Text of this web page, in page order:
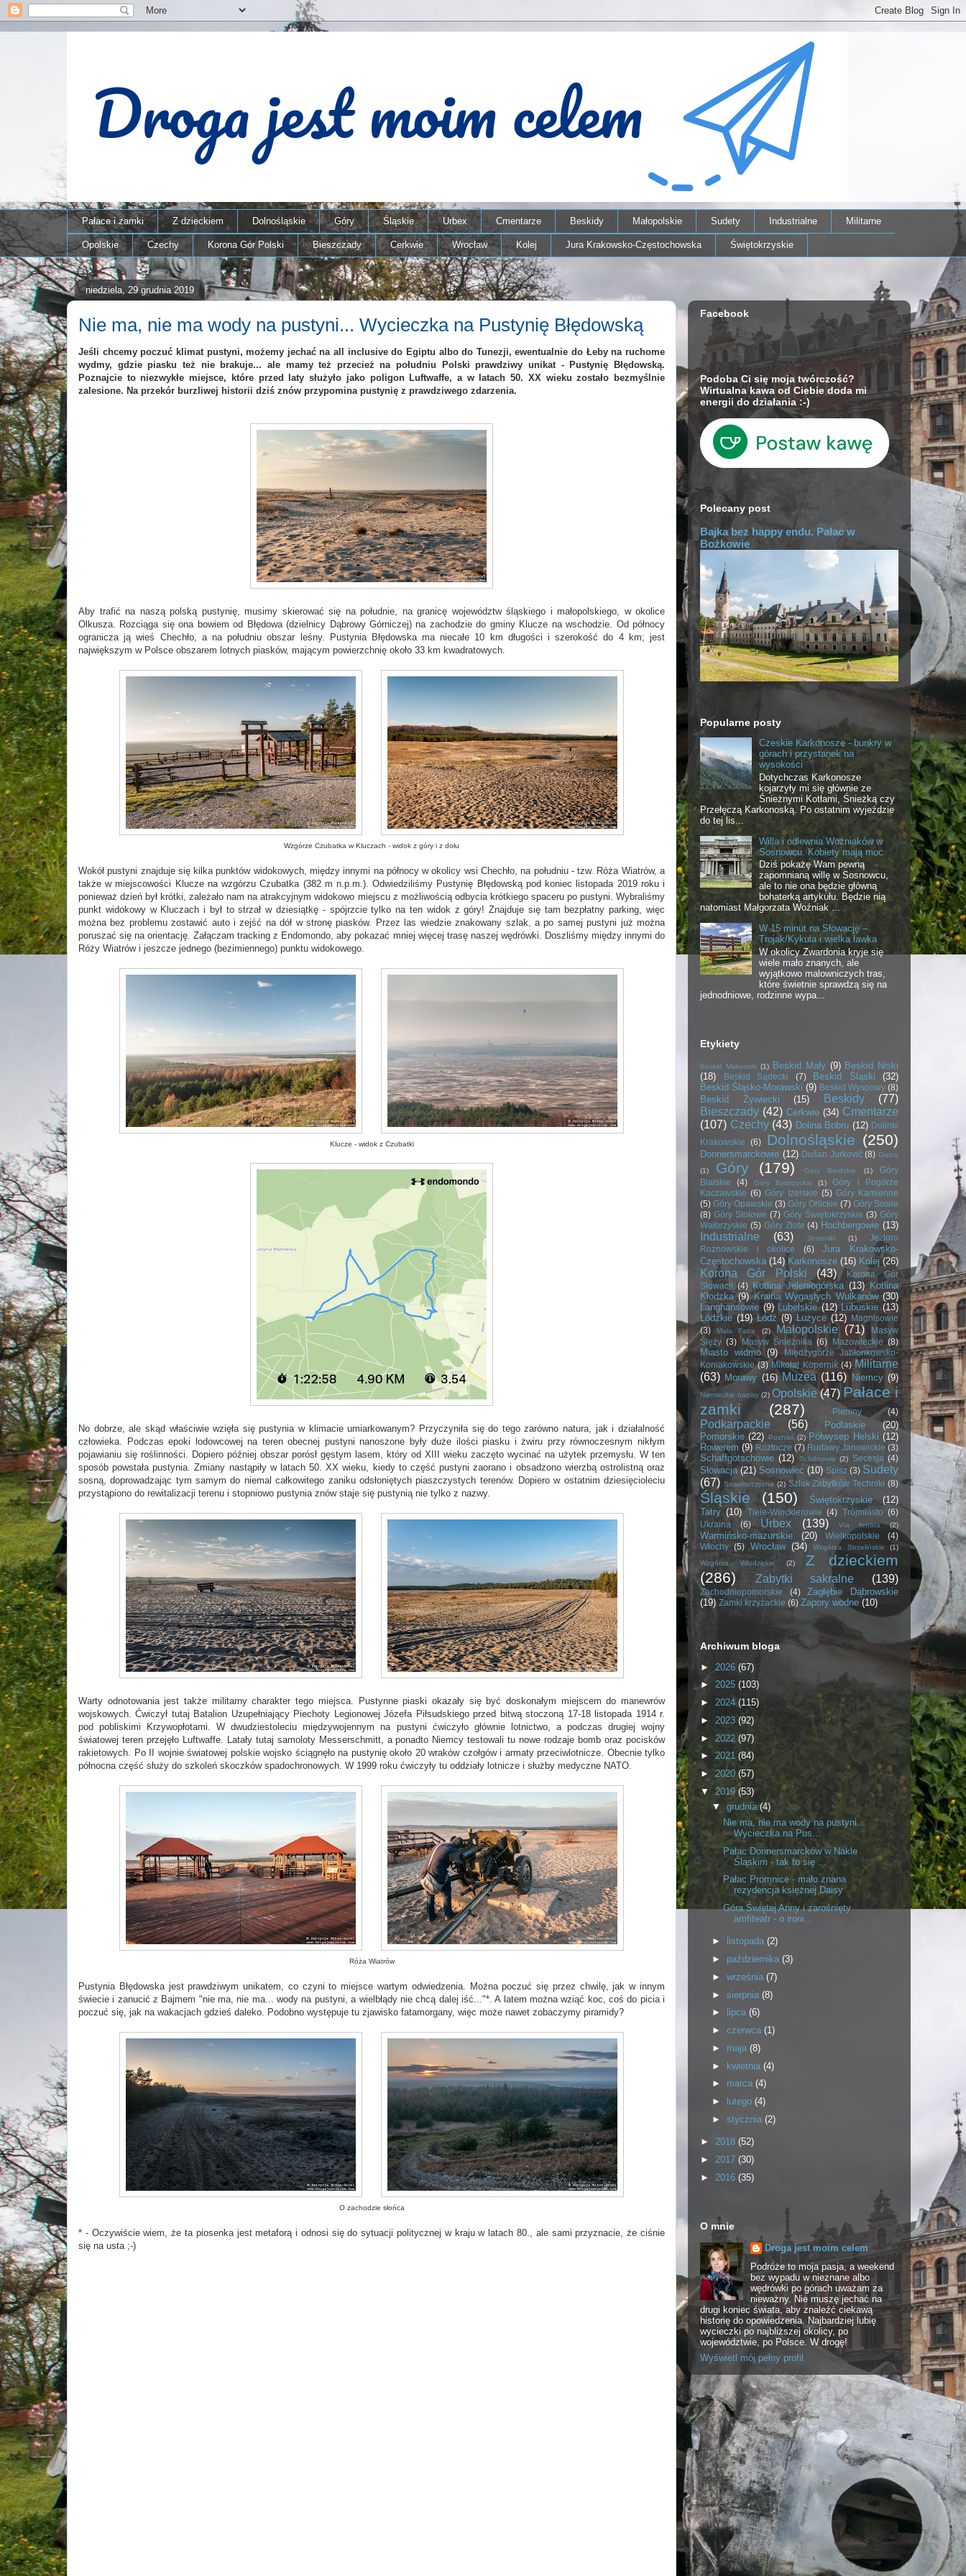
Pałace i zamki Z dzieckiem Dolnośląskie Góry Śląskie Urbex Cmentarze Beskidy Małopolskie Sudety Industrialne Militarne
Opolskie Czechy Korona Gór Polski Bieszczady Cerkwie Wrocław Kolej Jura Krakowsko-Częstochowska Świętokrzyskie
niedziela, 29 grudnia 2019
Nie ma, nie ma wody na pustyni... Wycieczka na Pustynię Błędowską
Jeśli chcemy poczuć klimat pustyni, możemy jechać na all inclusive do Egiptu albo do Tunezji, ewentualnie do Łeby na ruchome
wydmy, gdzie piasku też nie brakuje... ale mamy też przecież na południu Polski prawdziwy unikat - Pustynię Błędowską.
Poznajcie to niezwykłe miejsce, które przed laty służyło jako poligon Luftwaffe, a w latach 50. XX wieku zostało bezmyślnie
zalesione. Na przekór burzliwej historii dziś znów przypomina pustynię z prawdziwego zdarzenia.
Aby trafić na naszą polską pustynię, musimy skierować się na południe, na granicę województw śląskiego i małopolskiego, w okolice
Olkusza. Rozciąga się ona bowiem od Błędowa (dzielnicy Dąbrowy Górniczej) na zachodzie do gminy Klucze na wschodzie. Od północy
ogranicza ją wieś Chechło, a na południu obszar leśny. Pustynia Błędowska ma niecałe 10 km długości i szerokość do 4 km; jest
największym w Polsce obszarem lotnych piasków, mającym powierzchnię około 33 km kwadratowych.
Wzgórze Czubatka w Kluczach - widok z góry i z dołu
Wokół pustyni znajduje się kilka punktów widokowych, między innymi na północy w okolicy wsi Chechło, na południu - tzw. Róża Wiatrów, a
także w miejscowości Klucze na wzgórzu Czubatka (382 m n.p.m.). Odwiedziliśmy Pustynię Błędowską pod koniec listopada 2019 roku i
ponieważ dzień był krótki, zależało nam na atrakcyjnym widokowo miejscu z możliwością odbycia krótkiego spaceru po pustyni. Wybraliśmy
punkt widokowy w Kluczach i był to strzał w dziesiątkę - spójrzcie tylko na ten widok z góry! Znajduje się tam bezpłatny parking, więc
można bez problemu zostawić auto i zejść na dół w stronę piasków. Przez las wiedzie znakowany szlak, a po samej pustyni już można
poruszać się na orientację. Załączam tracking z Endomondo, aby pokazać mniej więcej trasę naszej wędrówki. Doszliśmy między innymi do
Róży Wiatrów i jeszcze jednego (bezimiennego) punktu widokowego.
Klucze - widok z Czubatki
No dobrze, ale skąd właściwie wzięła się pustynia w klimacie umiarkowanym? Przyczyniła się do tego zarówno natura, jak i działalność
człowieka. Podczas epoki lodowcowej na teren obecnej pustyni nanoszone były duże ilości piasku i żwiru przy równoczesnym nikłym
pojawianiu się roślinności. Dopiero później obszar porósł gęstym lasem, który od XIII wieku zaczęto wycinać na użytek przemysłu. W ten
sposób powstała pustynia. Zmiany nastąpiły w latach 50. XX wieku, kiedy to część pustyni zaorano i obsadzono wierzbą ostrolistną oraz
sosną, doprowadzając tym samym do niemal całkowitego zaniku odsłoniętych piaszczystych terenów. Dopiero w ostatnim dziesięcioleciu
przystąpiono do rewitalizacji terenu i stopniowo pustynia znów staje się pustynią nie tylko z nazwy.
Warty odnotowania jest także militarny charakter tego miejsca. Pustynne piaski okazały się być doskonałym miejscem do manewrów
wojskowych. Ćwiczył tutaj Batalion Uzupełniający Piechoty Legionowej Józefa Piłsudskiego przed bitwą stoczoną 17-18 listopada 1914 r.
pod pobliskimi Krzywopłotami. W dwudziestoleciu międzywojennym na pustyni ćwiczyło głównie lotnictwo, a podczas drugiej wojny
światowej teren przejęło Luftwaffe. Latały tutaj samoloty Messerschmitt, a ponadto Niemcy testowali tu nowe rodzaje bomb oraz pocisków
rakietowych. Po II wojnie światowej polskie wojsko ściągnęło na pustynię około 20 wraków czołgów i armaty przeciwlotnicze. Obecnie tylko
północna część służy do szkoleń skoczków spadochronowych. W 1999 roku ćwiczyły tu oddziały lotnicze i służby medyczne NATO.
Róża Wiatrów
Pustynia Błędowska jest prawdziwym unikatem, co czyni to miejsce wartym odwiedzenia. Można poczuć się przez chwilę, jak w innym
świecie i zanucić z Bajmem "nie ma, nie ma... wody na pustyni, a wielbłądy nie chcą dalej iść..."*. A latem można wziąć koc, coś do picia i
poczuć się, jak na wakacjach gdzieś daleko. Podobno występuje tu zjawisko fatamorgany, więc może nawet zobaczymy piramidy?
O zachodzie słońca
* - Oczywiście wiem, że ta piosenka jest metaforą i odnosi się do sytuacji politycznej w kraju w latach 80., ale sami przyznacie, że ciśnie
się na usta ;-)
Facebook
Podoba Ci się moja twórczość?
Wirtualna kawa od Ciebie doda mi
energii do działania :-)
Polecany post
Bajka bez happy endu. Pałac w
Bożkowie
Popularne posty
Czeskie Karkonosze - bunkry w
górach i przystanek na
wysokości
Dotychczas Karkonosze
kojarzyły mi się głównie ze
Śnieżnymi Kotłami, Śnieżką czy
Przełęczą Karkonoską. Po ostatnim wyjeździe
do tej lis...
Willa i odlewnia Woźniaków w
Sosnowcu. Kobiety mają moc
Dziś pokażę Wam pewną
zapomnianą willę w Sosnowcu,
ale to nie ona będzie główną
bohaterką artykułu. Będzie nią
natomiast Małgorzata Woźniak ...
W 15 minut na Słowację –
Trojak/Kykula i wielka ławka
W okolicy Zwardonia kryje się
wiele mało znanych, ale
wyjątkowo malowniczych tras,
które świetnie sprawdzą się na
jednodniowe, rodzinne wypa...
Etykiety
Beskid Makowski (1) Beskid Mały (9) Beskid Niski
(18)
Beskid Sądecki (7) Beskid Śląski
(32)
Beskid Śląsko-Morawski (9) Beskid Wyspowy (8)
Beskid Żywiecki (15) Beskidy
(77)
Bieszczady (42) Cerkwie (34) Cmentarze
(107) Czechy (43) Dolina Bobru (12) Dolinki
Krakowskie
(6) Dolnośląskie (250)
Donnersmarckowie (12) Dušan Jurkovič (8) Gorce
(1)
Góry (179) Góry Bardzkie (1)
Góry
Bialskie
(4) Góry Bystrzyckie (1)
Góry i Pogórze
Kaczawskie (6) Góry Izerskie (5) Góry Kamienne
(5) Góry Opawskie (3) Góry Orlickie (7) Góry Sowie
(8) Góry Stołowe (7) Góry Świętokrzyskie (3) Góry
Wałbrzyskie (5) Góry Złote (4) Hochbergowie (13)
Industrialne (63) Jesioniki (1)
Jezioro
Rożnowskie i okolice
(6)
Jura Krakowsko-
Częstochowska (14) Karkonosze (16) Kolej (26)
Korona Gór Polski (43)
Korona Gór
Słowacji (4) Kotlina Jeleniogórska (13) Kotlina
Kłodzka (9) Kraina Wygasłych Wulkanów (30)
Langhansowie (9) Lubelskie (12) Lubuskie (13)
Łódzkie (19) Łódź (9) Łużyce (12) Magnisowie
(3)
Mała Fatra (2) Małopolskie (71)
Masyw
Ślęży (3) Masyw Śnieżnika (6) Mazowieckie (8)
Miasto widmo (9)
Międzygórze Jabłonkowsko-
Koniakowskie (3) Mikołaj Kopernik (4) Militarne
(63) Morawy (16) Muzea (116) Niemcy (9)
Niemieckie napisy (2) Opolskie (47) Pałace i
zamki
(287) Pieniny (4)
Podkarpackie (56) Podlaskie
(20)
Pomorskie (22) Poznań (2) Półwysep Helski (12)
Rowerem (9) Roztocze (7) Rudawy Janowickie (3)
Schaffgotschowie (12) Schönowie (2) Secesja (4)
Słowacja (21) Sosnowiec (10) Spisz (3) Sudety
(67) Suwalszczyzna (2) Szlak Zabytków Techniki (8)
Śląskie (150) Świętokrzyskie
(12)
Tatry (10) Tiele-Wincklerowie (4) Trójmiasto (6)
Ukraina
(6) Urbex (139) Via ferrata (2)
Warmińsko-mazurskie (20) Wielkopolskie
(4)
Włochy (5) Wrocław (34) Wzgórza Strzelińskie
(1)
Wzgórza Włodzickie
(2)
Z dzieckiem
(286)
Zabytki sakralne (139)
Zachodniopomorskie (4)
Zagłębie Dąbrowskie
(19) Zamki krzyżackie (6) Zapory wodne (10)
Archiwum bloga
► 2026 (67)
► 2025 (103)
► 2024 (115)
► 2023 (92)
► 2022 (97)
► 2021 (84)
►2020 (57)
▼ 2019 (53)
▼ grudnia(4)
Nie ma, nie ma wody na pustyni...
Wycieczka na Pus...
Pałac Donnersmarcków w Nakle
Śląskim - tak to się ...
Pałac Promnice - mało znana
rezydencja księżnej Daisy
Góra Świętej Anny i zarośnięty
amfiteatr - o ironi...
► listopada (2)
► października (3)
► września (7)
► sierpnia (8)
►
lipca (6)
► czerwca (1)
► maja (8)
► kwietnia (4)
► marca (4)
►
lutego (4)
► stycznia (2)
► 2018 (52)
► 2017 (30)
► 2016 (35)
O mnie
Droga jest moim celem
Podróże to moja pasja, a weekend
bez wypadu w nieznane albo
wędrówki po górach uważam za
nieważny. Nie muszę jechać na
drugi koniec świata, aby znaleźć ciekawą
historię do opowiedzenia. Najbardziej lubię
wycieczki po najbliższej okolicy, po
województwie, po Polsce. W drogę!
Wyświetl mój pełny profil